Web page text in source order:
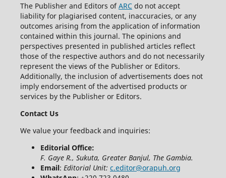
The Publisher and Editors ofARCdo not accept
liability for plagiarised content, inaccuracies, or any
outcomes arising from the application of information
contained within this journal. The opinions and
perspectives presented in published articles reflect
those of the respective authors and do not necessarily
represent the views of the Publisher or Editors.
Additionally, the inclusion of advertisements does not
imply endorsement of the advertised products or
services by the Publisher or Editors.
Contact Us
We value your feedback and inquiries:
Editorial Office:
F. Gaye R., Sukuta, Greater Banjul, The Gambia.
Email: Editorial Unit: c.editor@orapuh.org